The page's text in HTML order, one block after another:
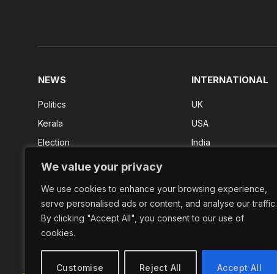
We value your privacy
We use cookies to enhance your browsing experience,
serve personalised ads or content, and analyse our traffic.
By clicking "Accept All", you consent to our use of
cookies.
Customise Reject All Accept All
NEWS
Politics
Kerala
Election
Kerala Result
Shorts
INTERNATIONAL
UK
USA
India